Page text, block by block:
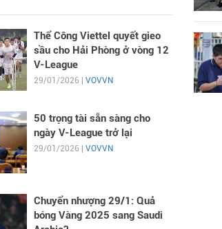
Thể Công Viettel quyết gieo
sầu cho Hải Phòng ở vòng 12
V-League
29/01/2026 | VOVVN
50 trọng tài sẵn sàng cho
ngày V-League trở lại
29/01/2026 | VOVVN
Chuyển nhượng 29/1: Quả
bóng Vàng 2025 sang Saudi